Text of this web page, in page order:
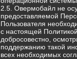
2.5. Овермобайл не
предоставляемой
Пользователя
с настоящей
добросовестно,
поддержанию такой
всех необходимых